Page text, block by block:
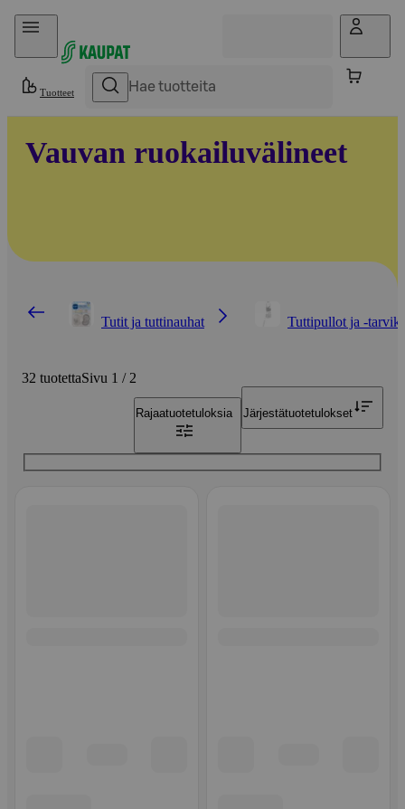
Hyppää sisältöön
Tuotteet
Vauvan ruokailuvälineet
Tutit ja tuttinauhat Tuttipullot ja -
32 tuotettaSivu 1 / 2
Rajaatuotetuloksia Järjestätuotetulokset